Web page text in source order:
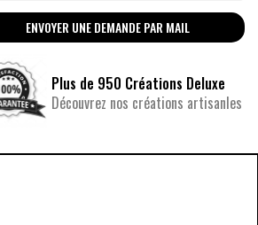
ENVOYER UNE DEMANDE PAR MAIL
Plus de 950 Créations Deluxe
Découvrez nos créations artisanles